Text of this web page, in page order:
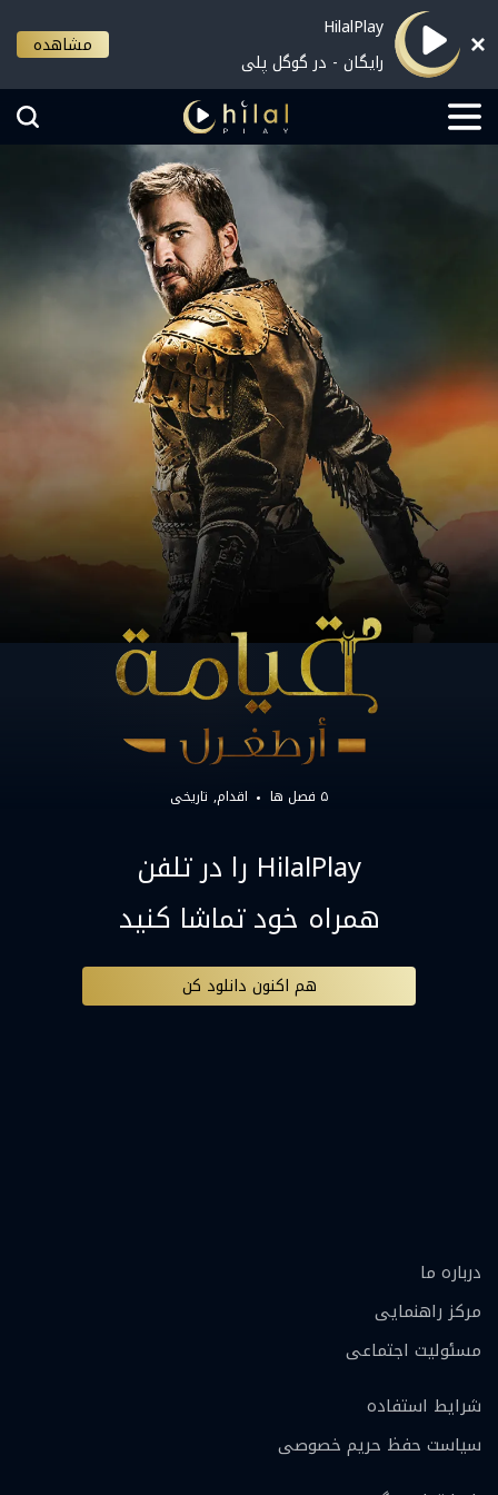
HilalPlay
رایگان - در گوگل پلی
مشاهده
۵ فصل ها اقدام تاریخی
HilalPlay را در تلفن
همراه خود تماشا کنید
هم اکنون دانلود کن
درباره ما
مرکز راهنمایی
مسئولیت اجتماعی
شرایط استفاده
سیاست حفظ حریم خصوصی